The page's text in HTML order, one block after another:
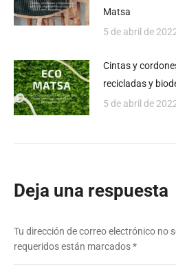
Matsa
5 de abril de
Cintas y
recicladas y
5 de abril de
Deja una respuesta
Tu dirección de correo electrónico no
requeridos están marcados*